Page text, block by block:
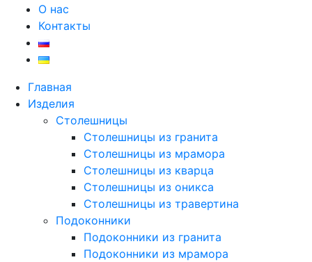
О нас
Контакты
Главная
Изделия
Столешницы
Столешницы из гранита
Столешницы из мрамора
Столешницы из кварца
Столешницы из оникса
Столешницы из травертина
Подоконники
Подоконники из гранита
Подоконники из мрамора